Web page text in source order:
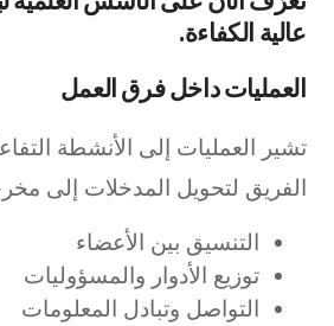
عالية الكفاءة.
العمليات داخل فرق العمل
تشير العمليات إلى الأنشطة
الفريق لتحويل المدخلات إلى
التنسيق بين الأعضاء
توزيع الأدوار والمسؤوليات
التواصل وتبادل المعلومات